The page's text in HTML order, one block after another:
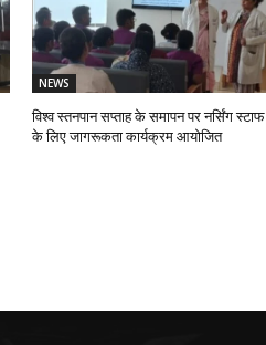
NEWS
विश्व स्तनपान सप्ताह के समापन पर नर्सिंग स्टाफ
के लिए जागरूकता कार्यक्रम आयोजित